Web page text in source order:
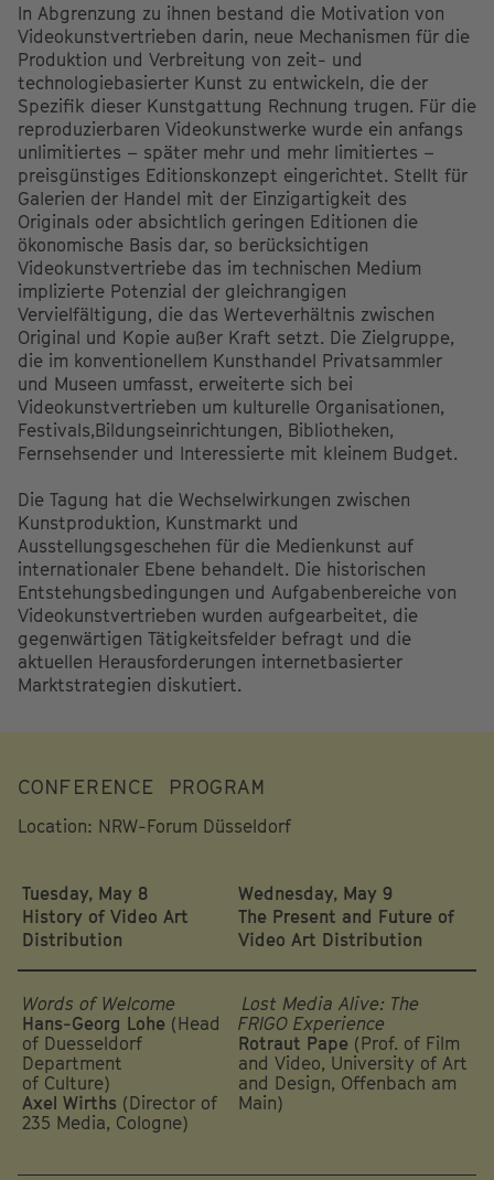
In Abgrenzung zu ihnen bestand die Motivation von
Videokunstvertrieben darin, neue Mechanismen für die
Produktion und Verbreitung von zeit- und
technologiebasierter Kunst zu entwickeln, die der
Spezifik dieser Kunstgattung Rechnung trugen. Für die
reproduzierbaren Videokunstwerke wurde ein anfangs
unlimitiertes – später mehr und mehr limitiertes –
preisgünstiges Editionskonzept eingerichtet. Stellt für
Galerien der Handel mit der Einzigartigkeit des
Originals oder absichtlich geringen Editionen die
ökonomische Basis dar, so berücksichtigen
Videokunstvertriebe das im technischen Medium
implizierte Potenzial der gleichrangigen
Vervielfältigung, die das Werteverhältnis zwischen
Original und Kopie außer Kraft setzt. Die Zielgruppe,
die im konventionellem Kunsthandel Privatsammler
und Museen umfasst, erweiterte sich bei
Videokunstvertrieben um kulturelle Organisationen,
Festivals,Bildungseinrichtungen, Bibliotheken,
Fernsehsender und Interessierte mit kleinem Budget.
Die Tagung hat die Wechselwirkungen zwischen
Kunstproduktion, Kunstmarkt und
Ausstellungsgeschehen für die Medienkunst auf
internationaler Ebene behandelt. Die historischen
Entstehungsbedingungen und Aufgabenbereiche von
Videokunstvertrieben wurden aufgearbeitet, die
gegenwärtigen Tätigkeitsfelder befragt und die
aktuellen Herausforderungen internetbasierter
Marktstrategien diskutiert.
CONFERENCE PROGRAM
Location: NRW-Forum Düsseldorf
Tuesday, May 8
History of Video Art
Distribution
Wednesday, May 9
The Present and Future of
Video Art Distribution
Words of Welcome
Hans-Georg Lohe (Head
of Duesseldorf
Department
of Culture)
Axel Wirths (Director of
235 Media, Cologne)
Lost Media Alive: The
FRIGO Experience
Rotraut Pape (Prof. of Film
and Video, University of Art
and Design, Offenbach am
Main)